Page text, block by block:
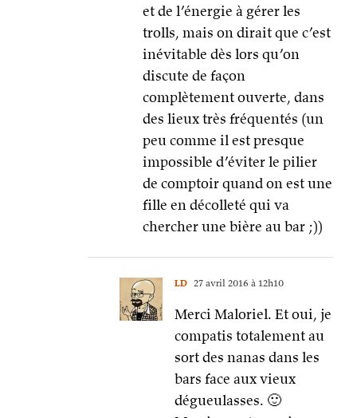
et de l’énergie à gérer les
trolls, mais on dirait que c’est
inévitable dès lors qu’on
discute de façon
complètement ouverte, dans
des lieux très fréquentés (un
peu comme il est presque
impossible d’éviter le pilier
de comptoir quand on est une
fille en décolleté qui va
chercher une bière au bar ;))
LD 27 avril 2016 à 12h10
Merci Maloriel. Et oui, je
compatis totalement au
sort des nanas dans les
bars face aux vieux
dégueulasses. 🙂